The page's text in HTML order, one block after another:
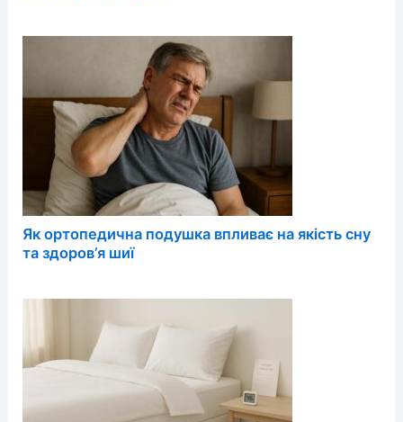
Як ортопедична подушка впливає на якість сну
та здоров’я шиї